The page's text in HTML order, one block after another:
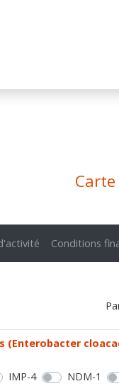
Conditions
(Enterobacter
IMP-4 NDM-1